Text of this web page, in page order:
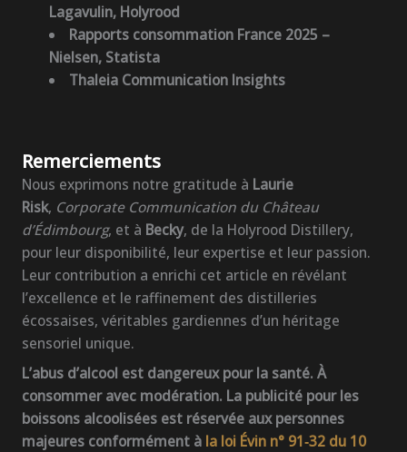
Lagavulin, Holyrood
Rapports consommation France 2025 –
Nielsen, Statista
Thaleia Communication Insights
Remerciements
Nous exprimons notre gratitude à Laurie
Risk, Corporate Communication du Château
d’Édimbourg, et à Becky, de la Holyrood Distillery,
pour leur disponibilité, leur expertise et leur passion.
Leur contribution a enrichi cet article en révélant
l’excellence et le raffinement des distilleries
écossaises, véritables gardiennes d’un héritage
sensoriel unique.
L’abus d’alcool est dangereux pour la santé. À
consommer avec modération. La publicité pour les
boissons alcoolisées est réservée aux personnes
majeures conformément à la loi Évin n° 91‑32 du 10